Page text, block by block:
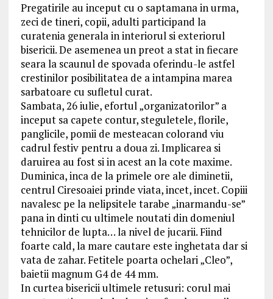
Pregatirile au inceput cu o saptamana in urma,
zeci de tineri, copii, adulti participand la
curatenia generala in interiorul si exteriorul
bisericii. De asemenea un preot a stat in fiecare
seara la scaunul de spovada oferindu-le astfel
crestinilor posibilitatea de a intampina marea
sarbatoare cu sufletul curat.
Sambata, 26 iulie, efortul „organizatorilor” a
inceput sa capete contur, steguletele, florile,
panglicile, pomii de mesteacan colorand viu
cadrul festiv pentru a doua zi. Implicarea si
daruirea au fost si in acest an la cote maxime.
Duminica, inca de la primele ore ale diminetii,
centrul Ciresoaiei prinde viata, incet, incet. Copiii
navalesc pe la nelipsitele tarabe „inarmandu-se”
pana in dinti cu ultimele noutati din domeniul
tehnicilor de lupta… la nivel de jucarii. Fiind
foarte cald, la mare cautare este inghetata dar si
vata de zahar. Fetitele poarta ochelari „Cleo”,
baietii magnum G4 de 44 mm.
In curtea bisericii ultimele retusuri: corul mai